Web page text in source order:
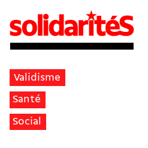
Validisme
Santé
Social